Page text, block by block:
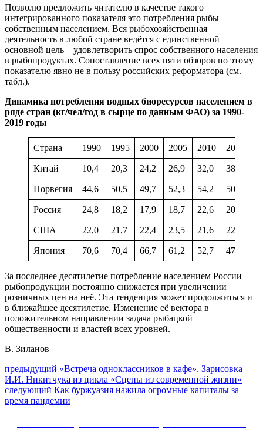
Позволю предложить читателю в качестве такого
интегрированного показателя это потребления рыбы
собственным населением. Вся рыбохозяйственная
деятельность в любой стране ведётся с единственной
основной цель – удовлетворить спрос собственного населения
в рыбопродуктах. Сопоставление всех пяти обзоров по этому
показателю явно не в пользу российских реформатора (см.
табл.).
Динамика потребления водных биоресурсов населением в
ряде стран (кг/чел/год в сырце по данным ФАО) за 1990-
2019 годы
Страна 1990 1995 2000 2005 2010 2015
Китай 10,4 20,3 24,2 26,9 32,0 38,1
Норвегия 44,6 50,5 49,7 52,3 54,2 50,0
Россия 24,8 18,2 17,9 18,7 22,6 20,2
США 22,0 21,7 22,4 23,5 21,6 22,0
Япония 70,6 70,4 66,7 61,2 52,7 47,5
За последнее десятилетие потребление населением России
рыбопродукции постоянно снижается при увеличении
розничных цен на неё. Эта тенденция может продолжиться и
в ближайшее десятилетие. Изменение её вектора в
положительном направлении задача рыбацкой
общественности и властей всех уровней.
В. Зиланов
Навигация
по
записям
предыдущий Предыдущий
пост:
«Встреча одноклассников в кафе». Зарисовка
И.И. Никитчука из цикла «Сцены из современной жизни»
следующий Следующее
сообщение:
Как буржуазия нажила огромные капиталы за
время пандемии